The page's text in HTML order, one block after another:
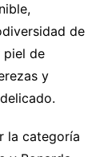
de
piel de
y
la categoría